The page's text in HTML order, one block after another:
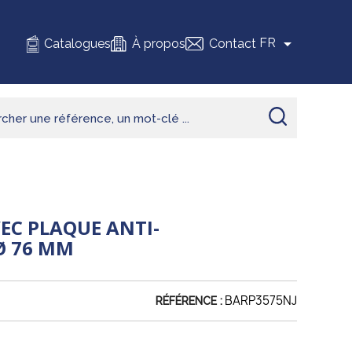
Catalogues À propos Contact FR 
PLAQUE ANTI-
76 MM
RÉFÉRENCE : BARP3575NJ